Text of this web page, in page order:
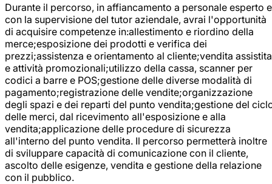
Durante il percorso, in affiancamento a personale esperto e
con la supervisione del tutor aziendale, avrai l'opportunità
di acquisire competenze in:allestimento e riordino della
merce;esposizione dei prodotti e verifica dei
prezzi;assistenza e orientamento al cliente;vendita assistita
e attività promozionali;utilizzo della cassa, scanner per
codici a barre e POS;gestione delle diverse modalità di
pagamento;registrazione delle vendite;organizzazione
degli spazi e dei reparti del punto vendita;gestione del
delle merci, dal ricevimento all'esposizione e alla
vendita;applicazione delle procedure di sicurezza
all'interno del punto vendita. Il percorso permetterà inoltre
di sviluppare capacità di comunicazione con il cliente,
ascolto delle esigenze, vendita e gestione della relazione
con il pubblico.